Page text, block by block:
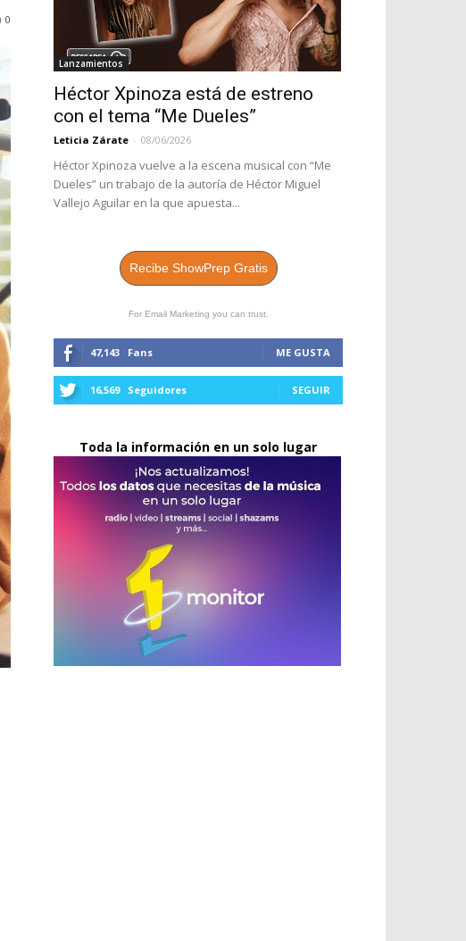
0
Lanzamientos
Héctor Xpinoza está de estreno
con el tema “Me Dueles”
Leticia Zárate - 08/06/2026
Héctor Xpinoza vuelve a la escena musical con “Me
Dueles” un trabajo de la autoría de Héctor Miguel
Vallejo Aguilar en la que apuesta...
Recibe ShowPrep Gratis
For Email Marketing you can trust.
47,143 Fans ME GUSTA
16,569 Seguidores SEGUIR
Toda la información en un solo lugar